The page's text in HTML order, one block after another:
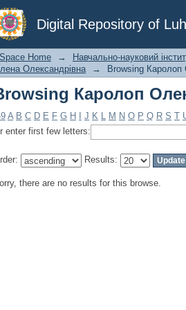
Digital Repository of
Каролоп
Home → Навчально-науковий
Олександрівна
→ Browsing
Каролоп
A B C D E F G H J K L M N O P Q R S T
enter first few letters:
Results:
there are no results for this browse.